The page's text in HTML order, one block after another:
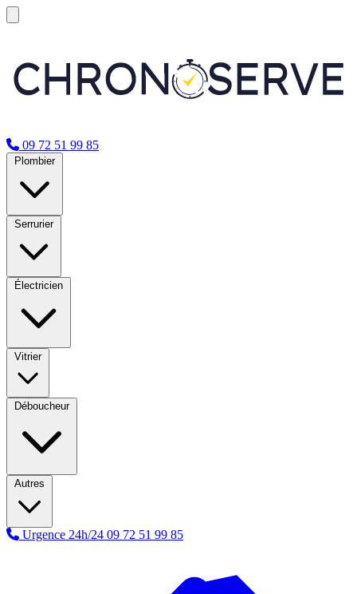
09 72 51 99 85
Plombier
Serrurier
Électricien
Vitrier
Déboucheur
Autres
Urgence 24h/24 09 72 51 99 85